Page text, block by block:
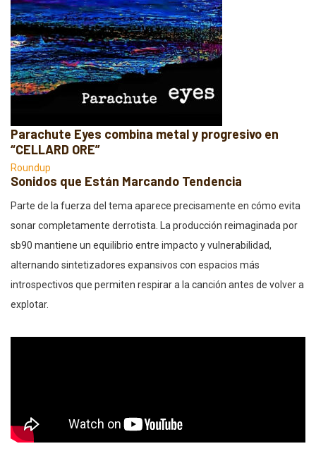
Parachute Eyes combina metal y progresivo en
“CELLARD ORE”
Roundup
Sonidos que Están Marcando Tendencia
Parte de la fuerza del tema aparece precisamente en cómo evita
sonar completamente derrotista. La producción reimaginada por
sb90 mantiene un equilibrio entre impacto y vulnerabilidad,
alternando sintetizadores expansivos con espacios más
introspectivos que permiten respirar a la canción antes de volver a
explotar.